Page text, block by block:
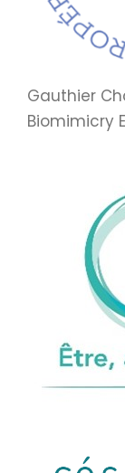
Gauthier
Biomimicry